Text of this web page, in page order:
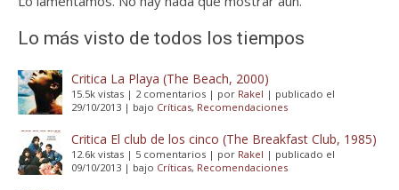
Lo más visto de todos los tiempos
Critica La Playa (The Beach, 2000)
15.5k vistas | 2 comentarios | por Rakel | publicado el
29/10/2013 | bajo Críticas, Recomendaciones
Critica El club de los cinco (The Breakfast Club, 1985)
12.6k vistas | 5 comentarios | por Rakel | publicado el
09/10/2013 | bajo Críticas, Recomendaciones